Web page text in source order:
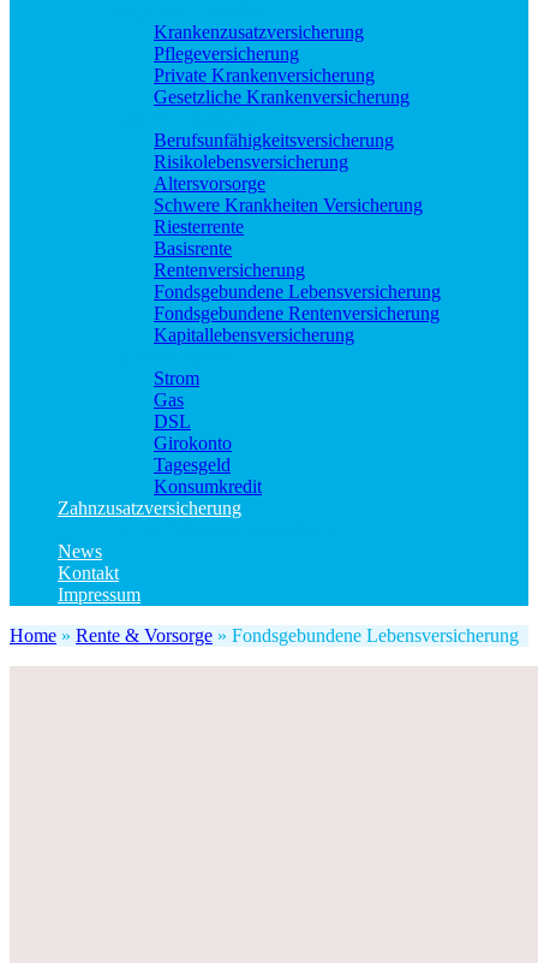
Krankenzusatzversicherung
Pflegeversicherung
Private Krankenversicherung
Gesetzliche Krankenversicherung
Berufs­unfähigkeitsversicherung
Risikolebensversicherung
Altersvorsorge
Schwere Krankheiten Versicherung
Riesterrente
Basisrente
Rentenversicherung
Fondsgebundene Lebensversicherung
Fondsgebundene Rentenversicherung
Kapitallebensversicherung
Strom
Gas
DSL
Girokonto
Tagesgeld
Konsumkredit
Zahnzusatzversicherung
News
Kontakt
Impressum
Home » Rente & Vorsorge » Fondsgebundene Lebensversicherung